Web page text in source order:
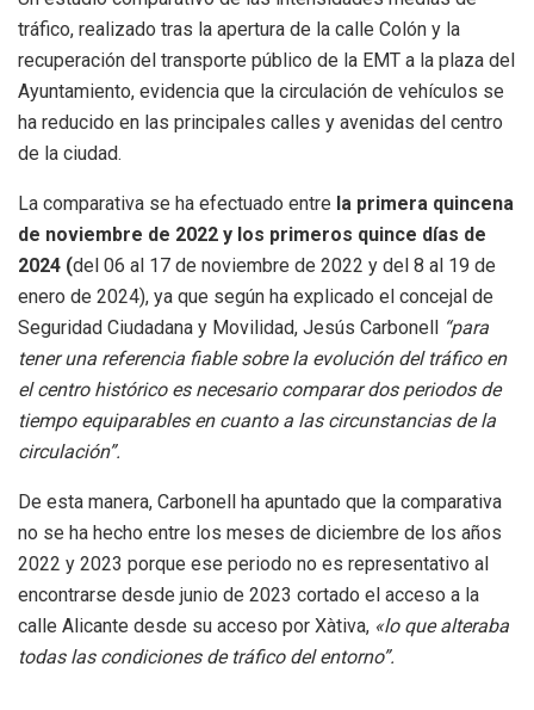
tráfico, realizado tras la apertura de la calle Colón y la
recuperación del transporte público de la EMT a la plaza del
Ayuntamiento, evidencia que la circulación de vehículos se
ha reducido en las principales calles y avenidas del centro
de la ciudad.
La comparativa se ha efectuado entre la primera quincena
de noviembre de 2022 y los primeros quince días de
2024 (del 06 al 17 de noviembre de 2022 y del 8 al 19 de
enero de 2024), ya que según ha explicado el concejal de
Seguridad Ciudadana y Movilidad, Jesús Carbonell “para
tener una referencia fiable sobre la evolución del tráfico en
el centro histórico es necesario comparar dos periodos de
tiempo equiparables en cuanto a las circunstancias de la
circulación”.
De esta manera, Carbonell ha apuntado que la comparativa
no se ha hecho entre los meses de diciembre de los años
2022 y 2023 porque ese periodo no es representativo al
encontrarse desde junio de 2023 cortado el acceso a la
calle Alicante desde su acceso por Xàtiva, «lo que alteraba
todas las condiciones de tráfico del entorno”.